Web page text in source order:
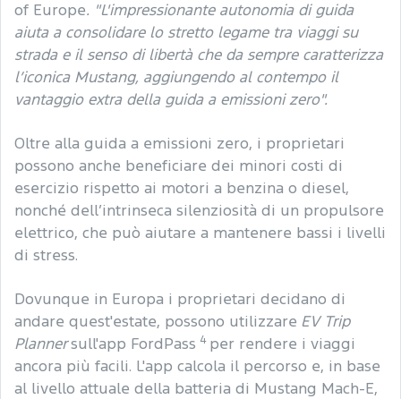
of Europe. "L'impressionante autonomia di guida
aiuta a consolidare lo stretto legame tra viaggi su
strada e il senso di libertà che da sempre caratterizza
l’iconica Mustang, aggiungendo al contempo il
vantaggio extra della guida a emissioni zero".
Oltre alla guida a emissioni zero, i proprietari
possono anche beneficiare dei minori costi di
esercizio rispetto ai motori a benzina o diesel,
nonché dell’intrinseca silenziosità di un propulsore
elettrico, che può aiutare a mantenere bassi i livelli
di stress.
Dovunque in Europa i proprietari decidano di
andare quest'estate, possono utilizzare EV Trip
Plannersull'app FordPass 4 per rendere i viaggi
ancora più facili. L'app calcola il percorso e, in base
al livello attuale della batteria di Mustang Mach-E,